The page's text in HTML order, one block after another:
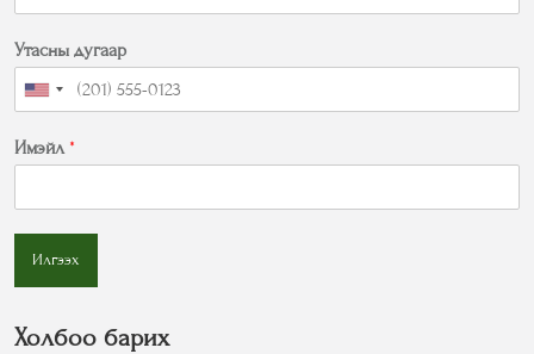
Утасны дугаар
Имэйл *
Илгээх
Холбоо барих